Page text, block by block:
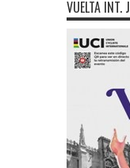
VUELTA INT.